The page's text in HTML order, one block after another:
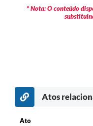
combate à pandemia do
Prestação de Contas
* Nota: O conteúdo
Atos
Ato